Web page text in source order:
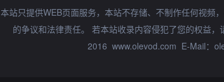
本站只提供WEB页面服务，本站不存储、不制作任何视频
的争议和法律责任。 若本站收录内容侵犯了您的权益
2016 www.olevod.com E-Mail：